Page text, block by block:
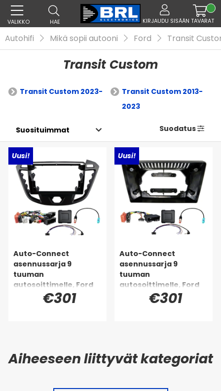
VALIKKO HAE KIRJAUDU SISÄÄN TAVARAT
Autohifi Mikä sopii autooni Ford Transit
Transit Custom
Transit Custom 2023-
Transit Custom 2013-
2023
Suodatus
Uusi!
Auto-Connect
asennussarja 9
tuuman
autosoittimelle, Ford
Custom/Tourneo
€301
Uusi!
Auto-Connect
asennussarja 9
tuuman
autosoittimelle, Ford
Custom/Tourneo
€301